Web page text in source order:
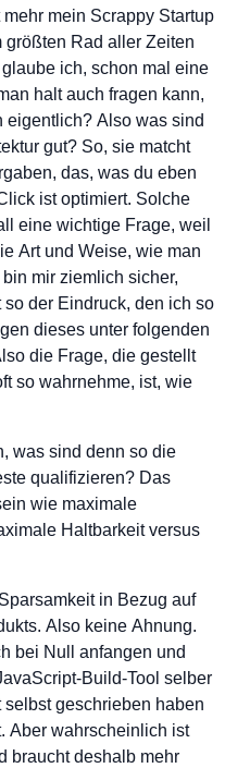
mehr mein Scrappy Startup
größten Rad aller Zeiten
glaube ich, schon mal eine
halt auch fragen kann,
eigentlich? Also was sind
gut? So, sie matcht
das, was du eben
ist optimiert. Solche
eine wichtige Frage, weil
Art und Weise, wie man
bin mir ziemlich sicher,
so der Eindruck, den ich so
dieses unter folgenden
die Frage, die gestellt
so wahrnehme, ist, wie
was sind denn so die
qualifizieren? Das
wie maximale
Haltbarkeit versus
Sparsamkeit in Bezug auf
Also keine Ahnung.
bei Null anfangen und
Build-Tool selber
selbst geschrieben haben
Aber wahrscheinlich ist
braucht deshalb mehr